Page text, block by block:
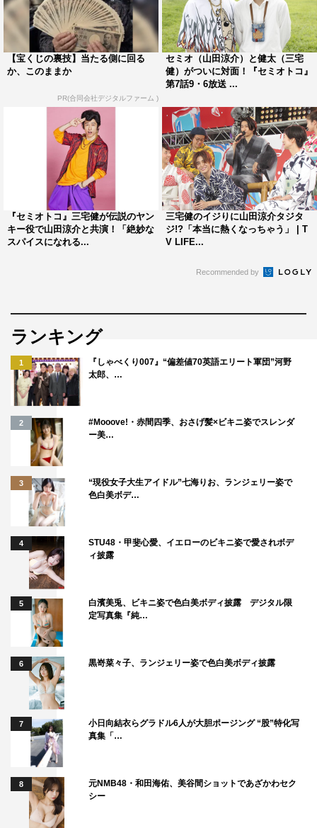
【宝くじの裏技】当たる側に回る
か、このままか
PR(合同会社デジタルファーム )
セミオ（山田涼介）と健太（三宅
健）がついに対面！『セミオトコ』
第7話9・6放送 ...
『セミオトコ』三宅健が伝説のヤン
キー役で山田涼介と共演！「絶妙な
スパイスになれる...
三宅健のイジりに山田涼介タジタ
ジ!?「本当に熱くなっちゃう」 | T
V LIFE...
Recommended by
ランキング
1
『しゃべくり007』“偏差値70英語エリート軍団”河野
太郎、…
2
#Mooove!・赤間四季、おさげ髪×ビキニ姿でスレンダ
ー美…
3
“現役女子大生アイドル”七海りお、ランジェリー姿で
色白美ボデ…
4
STU48・甲斐心愛、イエローのビキニ姿で愛されボデ
ィ披露
5
白濱美兎、ビキニ姿で色白美ボディ披露 デジタル限
定写真集『純…
6 黒嵜菜々子、ランジェリー姿で色白美ボディ披露
7
小日向結衣らグラドル6人が大胆ポージング “股”特化写
真集「…
8
元NMB48・和田海佑、美谷間ショットであざかわセク
シー